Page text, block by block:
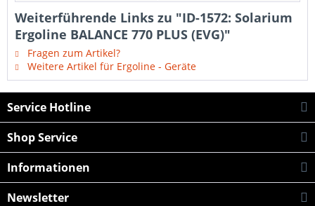
Weiterführende Links zu "ID-1572: Solarium
Ergoline BALANCE 770 PLUS (EVG)"
Fragen zum Artikel?
Weitere Artikel für Ergoline - Geräte
Service Hotline
Shop Service
Informationen
Newsletter